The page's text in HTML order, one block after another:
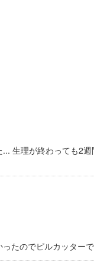
生理が終わっても2
たのでピルカッター